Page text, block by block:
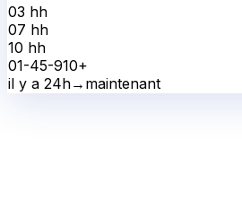
03 hh
07 hh
10 hh
01-45-910+
il y a 24h→ maintenant